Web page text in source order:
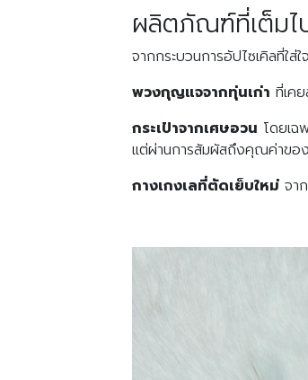
ผลิตภัณฑ์ที่เต็มไ
จากกระบวนการอัปไซเคิลที่ใ
พวงกุญแจจากทุ่นเก่า ที่เค
กระเป๋าจากเศษอวน โดยเฉ
แต่ผ่านการสัมผัสถึงคุณค่าขอ
กางเกงเลที่ตัดเย็บใหม่ จา